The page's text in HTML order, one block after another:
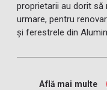
proprietarii au dorit să
urmare, pentru
și ferestrele din
Află mai multe